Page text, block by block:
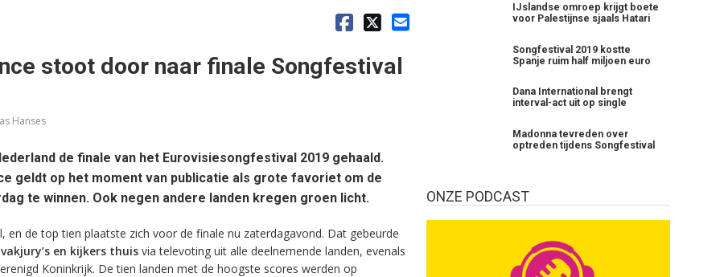
stoot door naar finale Songfestival
Hanses
de finale van het Eurovisiesongfestival 2019 gehaald.
geldt op het moment van publicatie als grote favoriet om de
te winnen. Ook negen andere landen kregen groen licht.
en de top tien plaatste zich voor de finale nu zaterdagavond. Dat gebeurde
vakjury’s en kijkers thuisvia televoting uit alle deelnemende landen, evenals
Koninkrijk. De tien landen met de hoogste scores werden op
IJslandse omroep krijgt boete
voor Palestijnse sjaals Hatari
Songfestival 2019 kostte
Spanje ruim half miljoen euro
Dana International brengt
interval-act uit op single
Madonna tevreden over
optreden tijdens Songfestival
ONZE PODCAST